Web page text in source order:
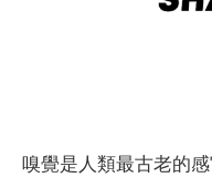
嗅覺是人類最古老的